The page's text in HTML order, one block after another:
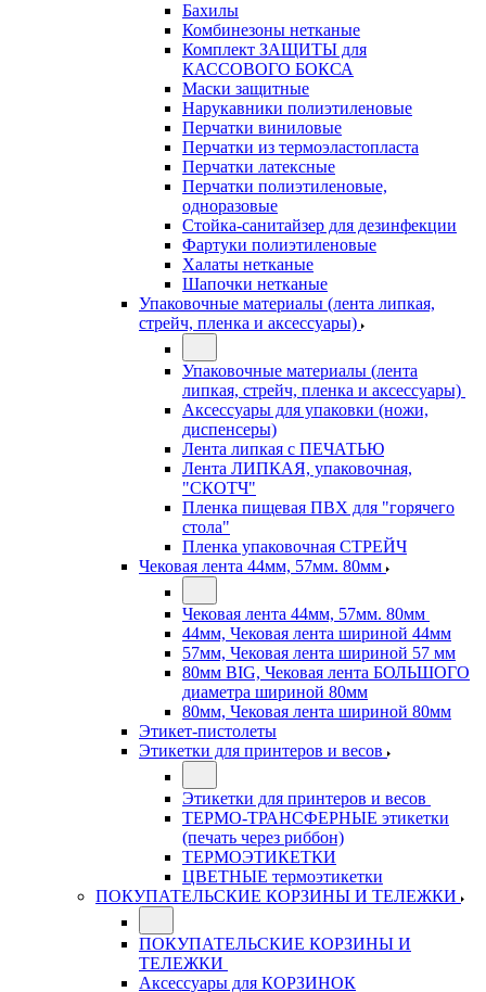
Бахилы
Комбинезоны нетканые
Комплект ЗАЩИТЫ для
КАССОВОГО БОКСА
Маски защитные
Нарукавники полиэтиленовые
Перчатки виниловые
Перчатки из термоэластопласта
Перчатки латексные
Перчатки полиэтиленовые,
одноразовые
Стойка-санитайзер для дезинфекции
Фартуки полиэтиленовые
Халаты нетканые
Шапочки нетканые
Упаковочные материалы (лента липкая,
стрейч, пленка и аксессуары)
Упаковочные материалы (лента
липкая, стрейч, пленка и аксессуары)
Аксессуары для упаковки (ножи,
диспенсеры)
Лента липкая с ПЕЧАТЬЮ
Лента ЛИПКАЯ, упаковочная,
"СКОТЧ"
Пленка пищевая ПВХ для "горячего
стола"
Пленка упаковочная СТРЕЙЧ
Чековая лента 44мм, 57мм. 80мм
Чековая лента 44мм, 57мм. 80мм
44мм, Чековая лента шириной 44мм
57мм, Чековая лента шириной 57 мм
80мм BIG, Чековая лента БОЛЬШОГО
диаметра шириной 80мм
80мм, Чековая лента шириной 80мм
Этикет-пистолеты
Этикетки для принтеров и весов
Этикетки для принтеров и весов
ТЕРМО-ТРАНСФЕРНЫЕ этикетки
(печать через риббон)
ТЕРМОЭТИКЕТКИ
ЦВЕТНЫЕ термоэтикетки
ПОКУПАТЕЛЬСКИЕ КОРЗИНЫ И ТЕЛЕЖКИ
ПОКУПАТЕЛЬСКИЕ КОРЗИНЫ И
ТЕЛЕЖКИ
Аксессуары для КОРЗИНОК